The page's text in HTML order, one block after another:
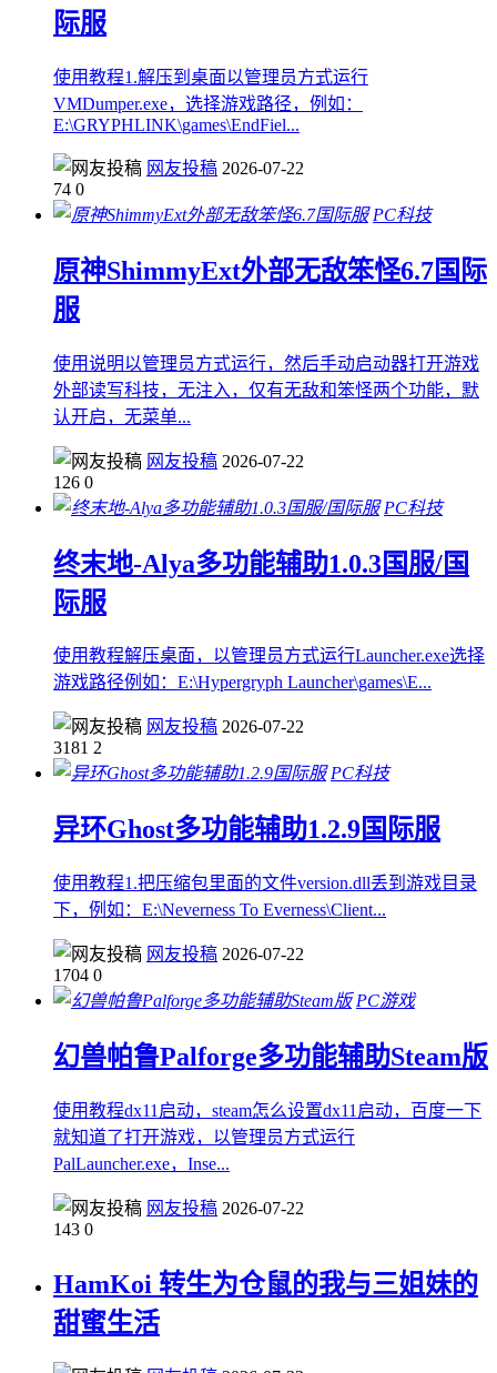
际服
使用教程1.解压到桌面以管理员方式运行
VMDumper.exe，选择游戏路径，例如：
E:\GRYPHLINK\games\EndFiel...
网友投稿 2026-07-22
74 0
PC科技
原神ShimmyExt外部无敌笨怪6.7国际
服
使用说明以管理员方式运行，然后手动启动器打开游戏
外部读写科技，无注入，仅有无敌和笨怪两个功能，默
认开启，无菜单...
网友投稿 2026-07-22
126 0
PC科技
终末地-Alya多功能辅助1.0.3国服/国
际服
使用教程解压桌面，以管理员方式运行Launcher.exe选择
游戏路径例如：E:\Hypergryph Launcher\games\E...
网友投稿 2026-07-22
3181 2
PC科技
异环Ghost多功能辅助1.2.9国际服
使用教程1.把压缩包里面的文件version.dll丢到游戏目录
下，例如：E:\Neverness To Everness\Client...
网友投稿 2026-07-22
1704 0
PC游戏
幻兽帕鲁Palforge多功能辅助Steam版
使用教程dx11启动，steam怎么设置dx11启动，百度一下
就知道了打开游戏，以管理员方式运行
PalLauncher.exe，Inse...
网友投稿 2026-07-22
143 0
HamKoi 转生为仓鼠的我与三姐妹的
甜蜜生活